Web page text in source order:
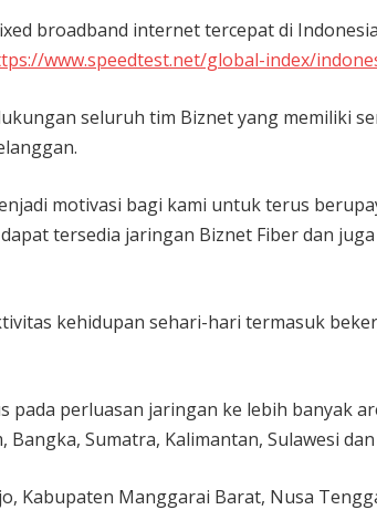
broadband internet tercepat di
www.speedtest.net/global-index/
seluruh tim Biznet yang memiliki
motivasi bagi kami untuk terus
tersedia jaringan Biznet Fiber dan
kehidupan sehari-hari termasuk
perluasan jaringan ke lebih banyak
Sumatra, Kalimantan, Sulawesi
Kabupaten Manggarai Barat, Nusa